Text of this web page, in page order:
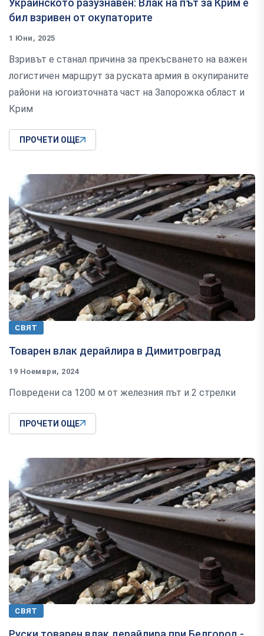
Украинското разузнавен: Влак на път за Крим е
бил взривен от окупаторите
1 Юни, 2025
Взривът е станал причина за прекъсването на важен
логистичен маршрут за руската армия в окупираните
райони на югоизточната част на Запорожка област и
Крим
ПРОЧЕТИ ОЩЕ
СВЯТ
Товарен влак дерайлира в Димитровград
19 Ноември, 2024
Повредени са 1200 м от железния път и 2 стрелки
ПРОЧЕТИ ОЩЕ
СВЯТ